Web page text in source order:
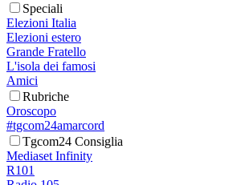
Speciali
Elezioni Italia
Elezioni estero
Grande Fratello
L'isola dei famosi
Amici
Rubriche
Oroscopo
#tgcom24amarcord
Tgcom24 Consiglia
Mediaset Infinity
R101